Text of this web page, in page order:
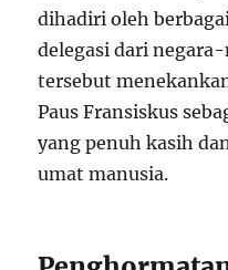
dihadiri oleh
delegasi dari
tersebut
Paus Fransiskus
yang penuh kasih
umat manusia.